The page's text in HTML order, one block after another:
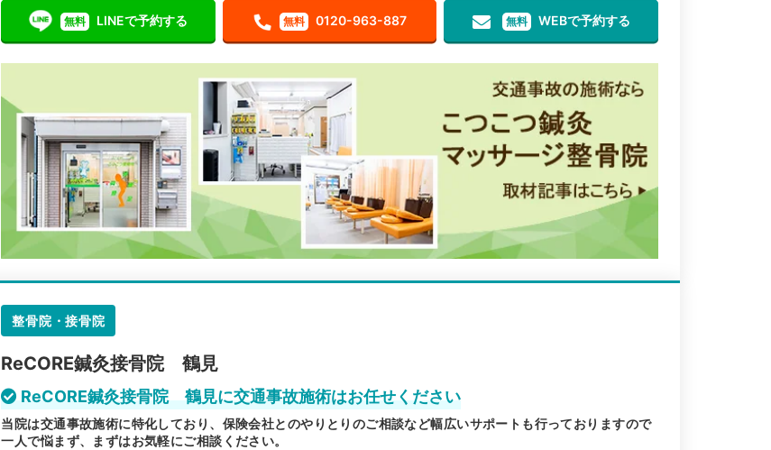
無料 LINEで予約する 無料 0120-963-887 無料 WEBで予約する
整骨院・接骨院
ReCORE鍼灸接骨院 鶴見
ReCORE鍼灸接骨院 鶴見に交通事故施術はお任せください
当院は交通事故施術に特化しており、保険会社とのやりとりのご相談など幅広いサポートも行っておりますので
一人で悩まず、まずはお気軽にご相談ください。